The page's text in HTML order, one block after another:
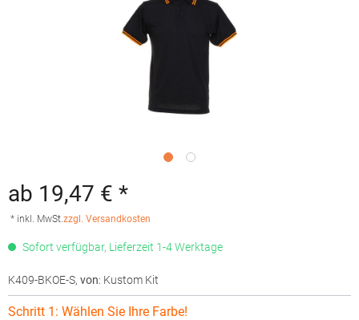
ab 19,47 € *
* inkl. MwSt.zzgl. Versandkosten
Sofort verfügbar, Lieferzeit 1-4 Werktage
K409-BKOE-S, von: Kustom Kit
Schritt 1: Wählen Sie Ihre Farbe!